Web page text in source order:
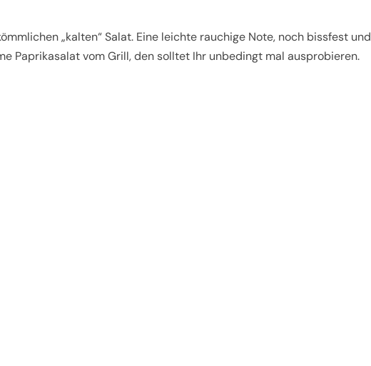
„kalten“ Salat. Eine leichte rauchige Note, noch bissfest und
Paprikasalat vom Grill, den solltet Ihr unbedingt mal ausprobieren.